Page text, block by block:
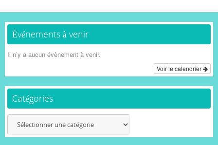
Événements à venir
Il n’y a aucun évènement à venir.
Voir le calendrier
Catégories